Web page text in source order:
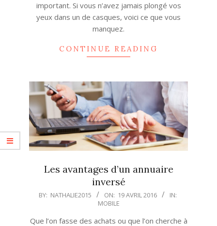
important. Si vous n’avez jamais plongé vos
yeux dans un de casques, voici ce que vous
manquez.
CONTINUE READING
Les avantages d’un annuaire
inversé
2016-
19
BY: NATHALIE2015 ON: 19 AVRIL 2016
IN:
MOBILE
Que l’on fasse des achats ou que l’on cherche à